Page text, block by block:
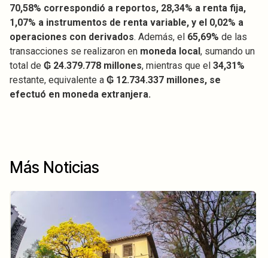
70,58% correspondió a reportos, 28,34% a renta fija,
1,07% a instrumentos de renta variable, y el 0,02% a
operaciones con derivados. Además, el 65,69% de las
transacciones se realizaron en moneda local, sumando un
total de ₲ 24.379.778 millones, mientras que el 34,31%
restante, equivalente a ₲ 12.734.337 millones, se
efectuó en moneda extranjera.
Más Noticias